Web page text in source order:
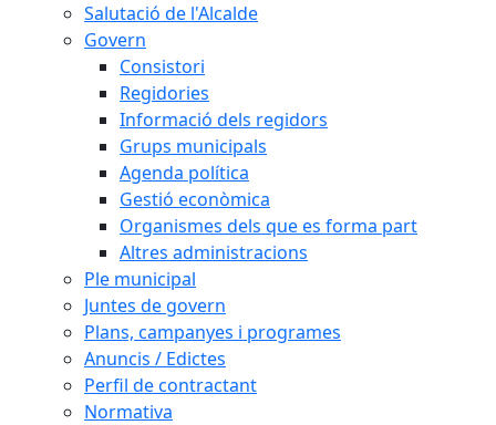
Salutació de l'Alcalde
Govern
Consistori
Regidories
Informació dels regidors
Grups municipals
Agenda política
Gestió econòmica
Organismes dels que es forma part
Altres administracions
Ple municipal
Juntes de govern
Plans, campanyes i programes
Anuncis / Edictes
Perfil de contractant
Normativa